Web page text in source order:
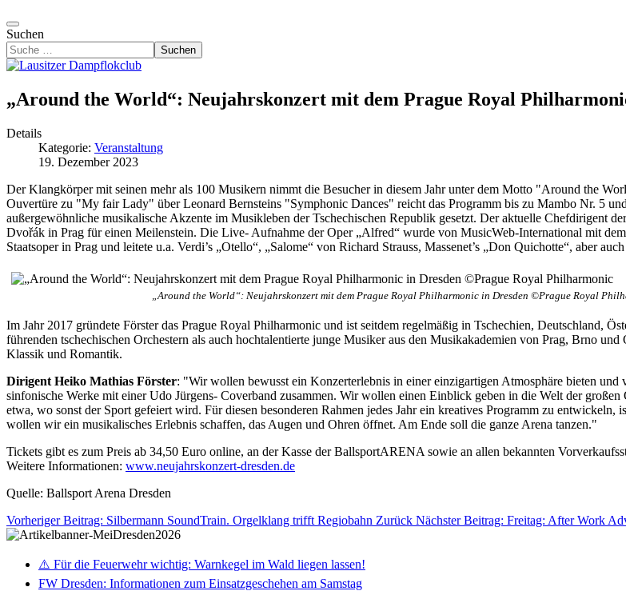
Suchen
Suchen
„Around the World“: Neujahrskonzert mit dem Prague Royal
Details
Kategorie: Veranstaltung
19. Dezember 2023
Der Klangkörper mit seinen mehr als 100 Musikern nimmt die Besucher in diesem Jahr unter dem Motto "Around the
Ouvertüre zu "My fair Lady" über Leonard Bernsteins "Symphonic Dances" reicht das Programm bis zu Mambo Nr. 5
außergewöhnliche musikalische Akzente im Musikleben der Tschechischen Republik gesetzt. Der aktuelle Chefdirigent
Dvořák in Prag für einen Meilenstein. Die Live- Aufnahme der Oper „Alfred“ wurde von MusicWeb-International mit
Staatsoper in Prag und leitete u.a. Verdi’s „Otello“, „Salome“ von Richard Strauss, Massenet’s „Don Quichotte“, aber
„Around the World“: Neujahrskonzert mit dem Prague Royal Philharmonic in Dresden ©Prague Royal
Im Jahr 2017 gründete Förster das Prague Royal Philharmonic und ist seitdem regelmäßig in Tschechien, Deutschland,
führenden tschechischen Orchestern als auch hochtalentierte junge Musiker aus den Musikakademien von Prag, Brno
Klassik und Romantik.
Dirigent Heiko Mathias Förster: "Wir wollen bewusst ein Konzerterlebnis in einer einzigartigen Atmosphäre bieten
sinfonische Werke mit einer Udo Jürgens- Coverband zusammen. Wir wollen einen Einblick geben in die Welt der
etwa, wo sonst der Sport gefeiert wird. Für diesen besonderen Rahmen jedes Jahr ein kreatives Programm zu
wollen wir ein musikalisches Erlebnis schaffen, das Augen und Ohren öffnet. Am Ende soll die ganze Arena tanzen."
Tickets gibt es zum Preis ab 34,50 Euro online, an der Kasse der BallsportARENA sowie an allen bekannten
Weitere Informationen: www.neujahrskonzert-dresden.de
Quelle: Ballsport Arena Dresden
Vorheriger Beitrag: Silbermann SoundTrain. Orgelklang trifft Regiobahn Zurück Nächster Beitrag: Freitag: After Work
⚠️ Für die Feuerwehr wichtig: Warnkegel im Wald liegen lassen!
FW Dresden: Informationen zum Einsatzgeschehen am Samstag